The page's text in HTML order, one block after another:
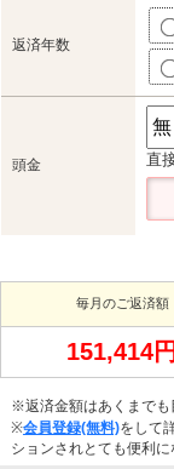
返済年数
頭金 直
毎月のご返済額
151,414円
※返済金額はあくまでも
※会員登録(無料)をして
ションされとても便利に